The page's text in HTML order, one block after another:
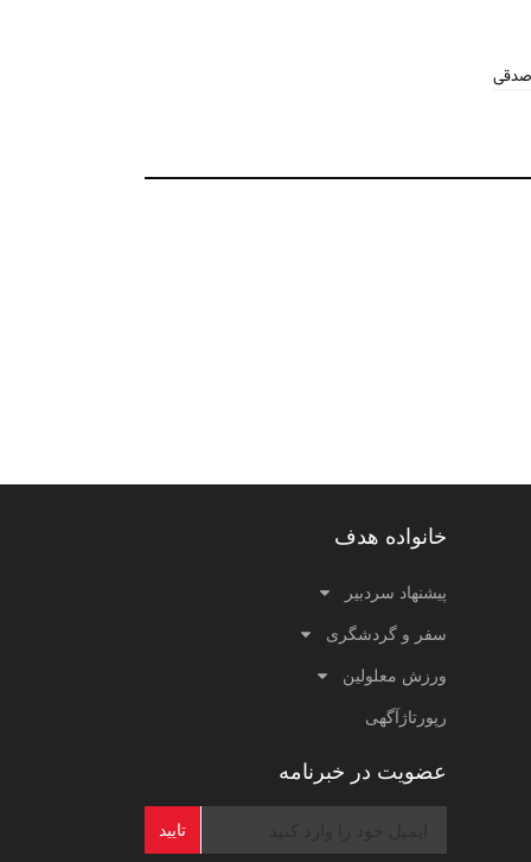
صدقی
خانواده هدف
پیشنهاد سردبیر
سفر و گردشگری
ورزش معلولین
رپورتاژآگهی
عضویت در خبرنامه
تایید